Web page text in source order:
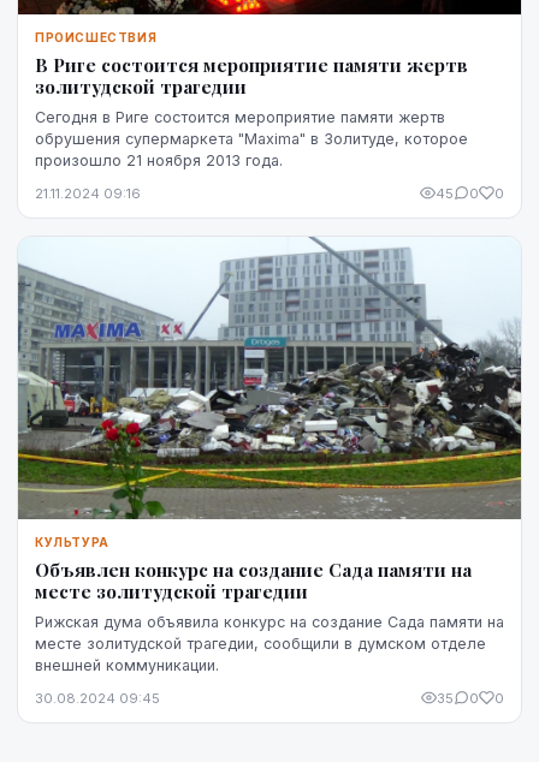
ПРОИСШЕСТВИЯ
В Риге состоится мероприятие памяти жертв
золитудской трагедии
Сегодня в Риге состоится мероприятие памяти жертв
обрушения супермаркета "Maxima" в Золитуде, которое
произошло 21 ноября 2013 года.
21.11.2024 09:16 45 0 0
КУЛЬТУРА
Объявлен конкурс на создание Сада памяти на
месте золитудской трагедии
Рижская дума объявила конкурс на создание Сада памяти на
месте золитудской трагедии, сообщили в думском отделе
внешней коммуникации.
30.08.2024 09:45 35 0 0